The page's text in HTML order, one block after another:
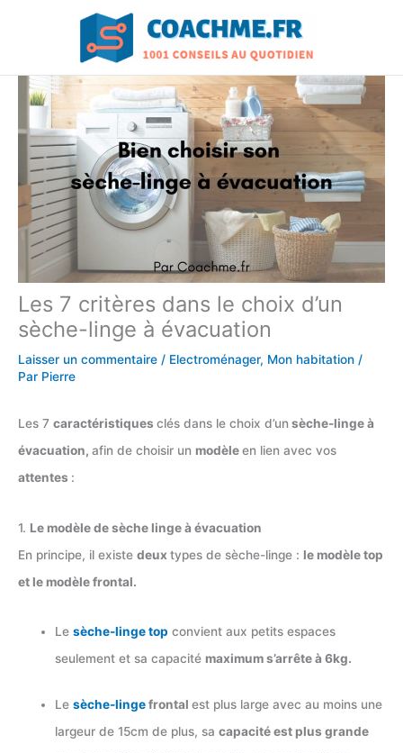
Les 7 critères dans le choix d’un
sèche-linge à évacuation
Laisser un commentaire / Electroménager, Mon habitation /
Par Pierre
Les 7 caractéristiques clés dans le choix d’un sèche-linge à
évacuation, afin de choisir un modèleen lien avec vos
attentes :
1. Le modèle de sèche linge à évacuation
En principe, il existe deux types de sèche-linge : le modèle top
et le modèle frontal.
Lesèche-lingetop convient aux petits espaces
seulement et sa capacité maximum s’arrête à 6kg.
Lesèche-lingefrontalest plus large avec au moins une
largeur de 15cm de plus, sacapacité est plus grande